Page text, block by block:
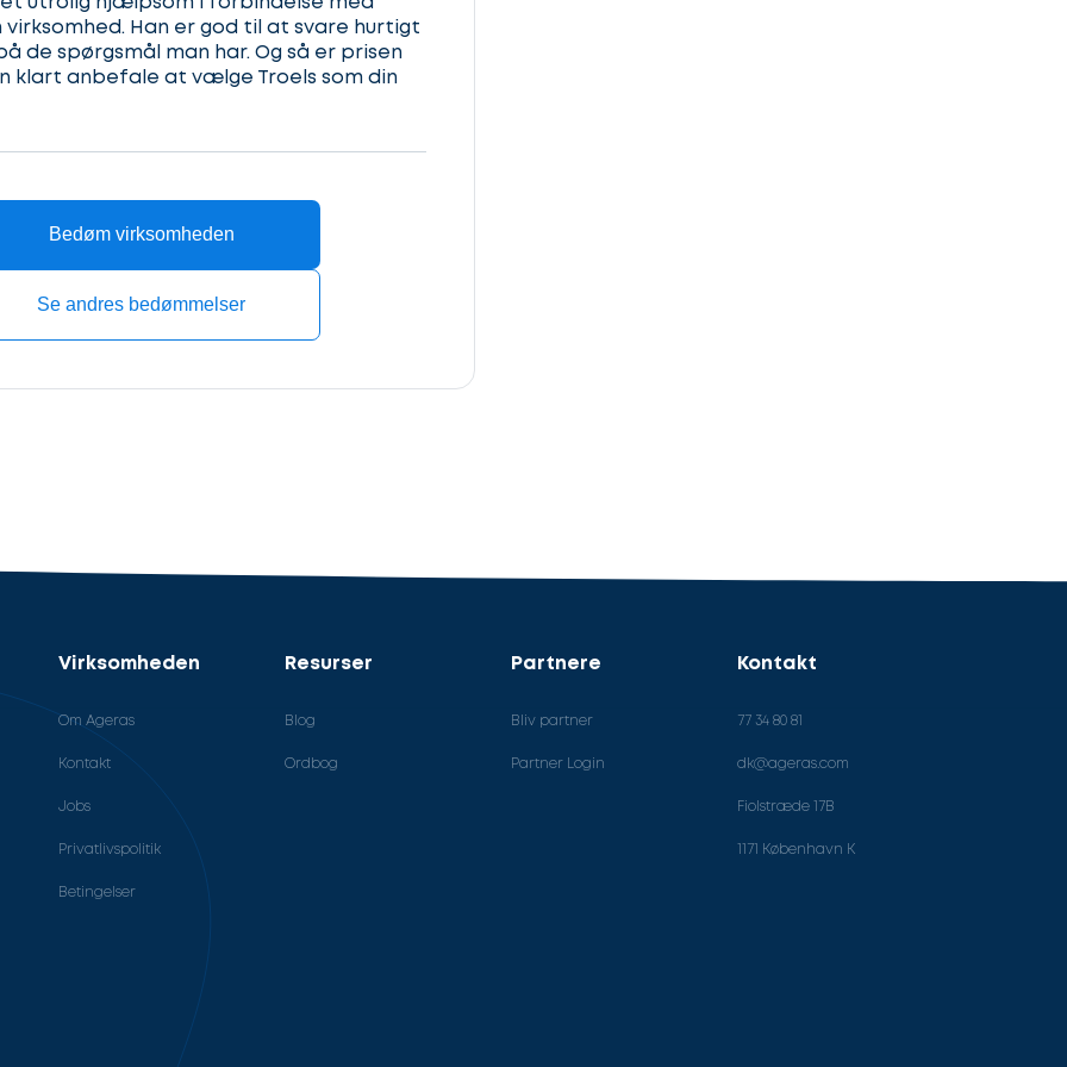
Han er god til at svare hurtigt
de spørgsmål man har. Og så er prisen
klart anbefale at vælge Troels som din
Bedøm virksomheden
Se andres bedømmelser
Virksomheden
Om Ageras
Kontakt
Jobs
Privatlivspolitik
Betingelser
Resurser
Blog
Ordbog
Partnere
Bliv partner
Partner Login
Kontakt
77 34 80 81
dk@ageras.com
Fiolstræde 17B
1171 København K